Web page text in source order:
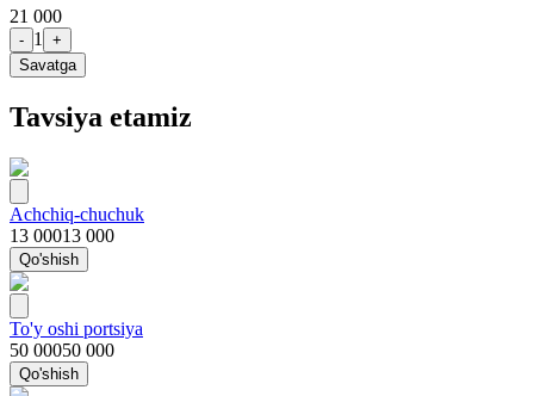
21 000
- 1
+
Savatga
Tavsiya etamiz
Achchiq-chuchuk
13 00013 000
Qo'shish
To'y oshi portsiya
50 00050 000
Qo'shish